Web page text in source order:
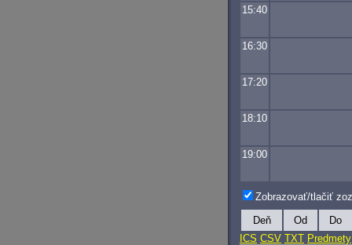
15:40
16:30
17:20
18:10
19:00
Zobrazovať/tlačiť
Deň Od
Do
ICS CSV TXT Predmety